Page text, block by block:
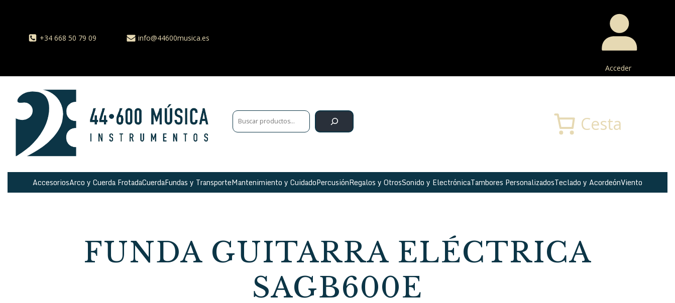
+34 668 50 79 09 info@44600musica.es
Acceder
Cesta
AccesoriosArco y Cuerda FrotadaCuerdaFundas y TransporteMantenimiento y CuidadoPercusiónRegalos y OtrosSonido y ElectrónicaTambores PersonalizadosTeclado y AcordeónViento
FUNDA GUITARRA ELÉCTRICA
SAGB600E